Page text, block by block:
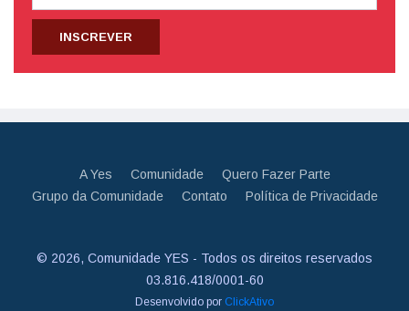
INSCREVER
A Yes Comunidade
Quero Fazer Parte
Grupo da Comunidade
Contato Política de Privacidade
© 2026, Comunidade YES - Todos os direitos reservados
03.816.418/0001-60
Desenvolvido por ClickAtivo